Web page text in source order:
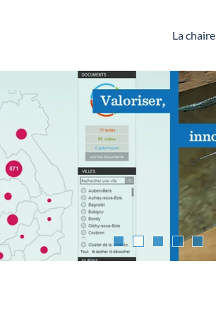
La chaire